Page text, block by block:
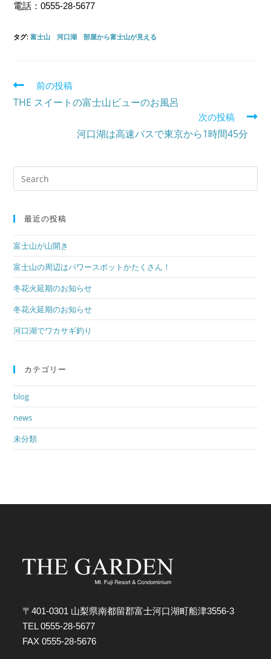
電話：0555‐28‐5677
タグ:富士山 河口湖 部屋から富士山が見える
Read
more
前の投稿
THE スイートの富士山ビューのお風呂
次の投稿
河口湖は高速バスで東京から1時間45分
象:
最近の投稿
富士山が山開き
富士山の周辺はパワースポットかたくさん！
冬花火延期のお知らせ
冬花火延期のお知らせ
河口湖でワカサギ釣り
カテゴリー
blog
news
未分類
〒401-0301 山梨県南都留郡富士河口湖町船津3556-3
TEL 0555-28-5677
FAX 0555-28-5676